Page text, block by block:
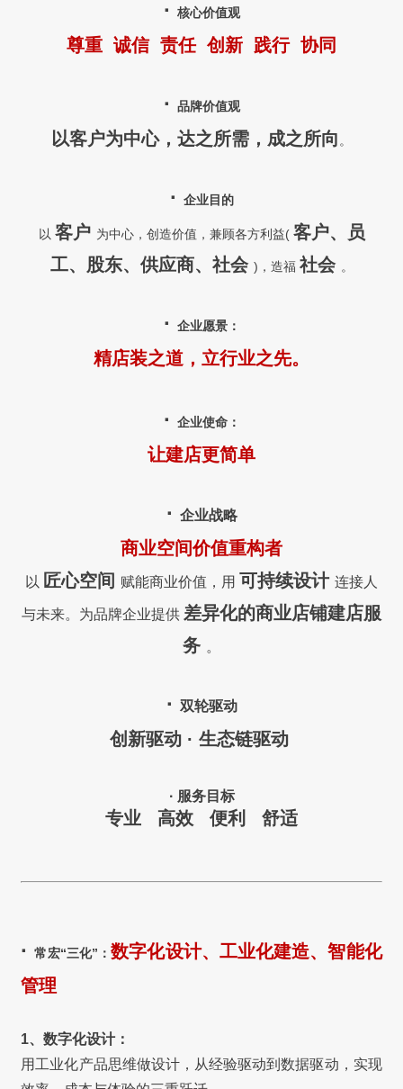
· 核心价值观
尊重 诚信 责任 创新 践行 协同
· 品牌价值观
以客户为中心，达之所需，成之所向 。
· 企业目的
以 客户 为中心，创造价值，兼顾各方利益( 客户、员
工、股东、供应商、社会 )，造福 社会 。
· 企业愿景：
精店装之道，立行业之先。
· 企业使命：
让建店更简单
· 企业战略
商业空间价值重构者
以 匠心空间 赋能商业价值，用 可持续设计 连接人
与未来。为品牌企业提供 差异化的商业店铺建店服
务 。
· 双轮驱动
创新驱动 · 生态链驱动
· 服务目标
专业 高效 便利 舒适
·常宏“三化”：数字化设计、工业化建造、智能化
管理
1、数字化设计：
用工业化产品思维做设计，从经验驱动到数据驱动，实现